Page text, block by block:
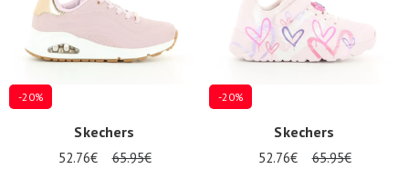
-20%
Skechers
52.76€ 65.95€
-20%
Skechers
52.76€ 65.95€